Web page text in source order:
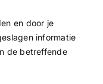
en door je
informatie
de betreffende